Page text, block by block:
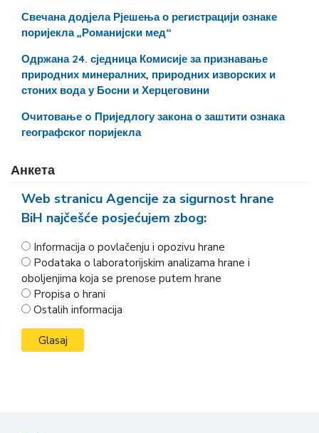
Свечана додјела Рјешења о регистрацији ознаке
поријекла „Романијски мед“
Одржана 24. сједница Комисије за признавање
природних минералних, природних изворских и
стоних вода у Босни и Херцеговини
Очитовање o Приједлогу закона о заштити ознака
географског поријекла
Анкета
Web stranicu Agencije za sigurnost hrane
BiH najčešće posjećujem zbog:
Informacija o povlačenju i opozivu hrane
Podataka o laboratorijskim analizama hrane i
oboljenjima koja se prenose putem hrane
Propisa o hrani
Ostalih informacija